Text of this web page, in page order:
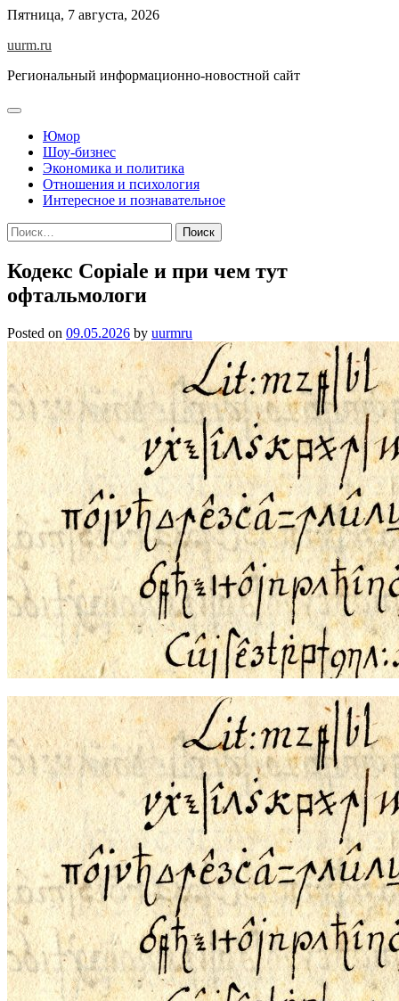
Skip
content
Пятница, 7 августа, 2026
uurm.ru
Региональный информационно-новостной сайт
Юмор
Шоу-бизнес
Экономика и политика
Отношения и психология
Интересное и познавательное
Найти:
Кодекс Copiale и при чем тут
офтальмологи
Posted on 09.05.2026 by uurmru